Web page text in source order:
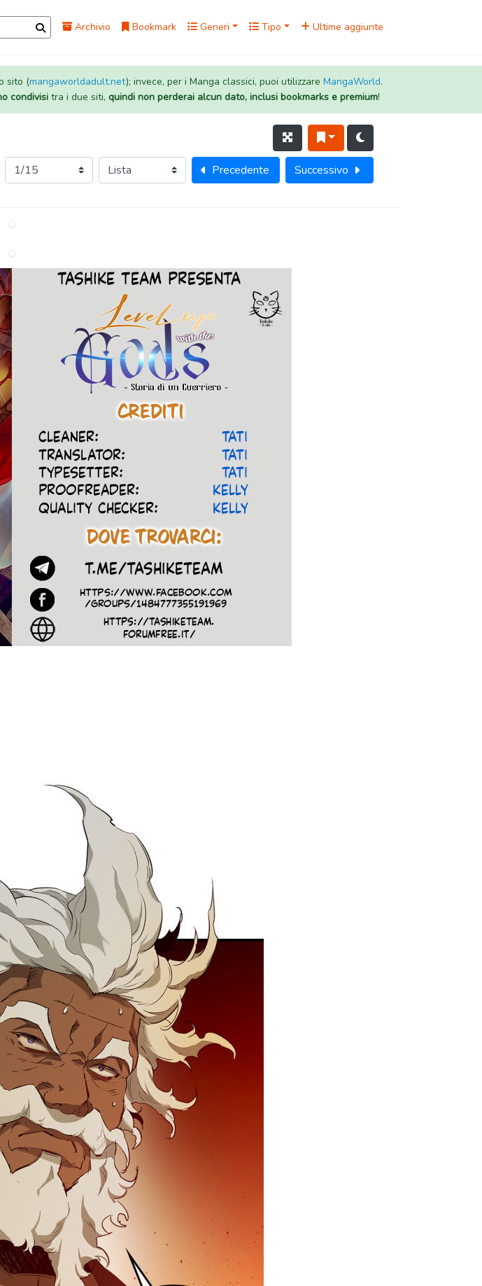
Archivio Bookmark Generi Tipo Ultime aggiunte
sito (mangaworldadult.net); invece, per i Manga classici, puoi utilizzare MangaWorld.
condivisitra i due siti, quindi non perderai alcun dato, inclusi bookmarks e premium!
Precedente Successivo